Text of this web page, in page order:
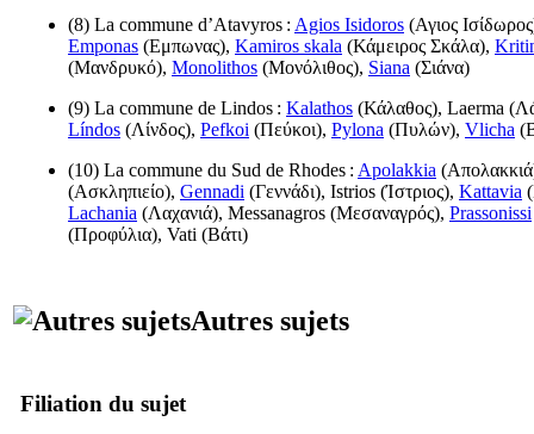
(8) La commune d’Atavyros : Agios Isidoros (Αγιος Ισίδωρος
Emponas (Εμπωνας), Kamiros skala (Κάμειρος Σκάλα),
(Μανδρυκό), Monolithos (Μονόλιθος), Siana (Σιάνα)
(9) La commune de Lindos : Kalathos (Κάλαθος), Laerma (
Líndos (Λίνδος), Pefkoi (Πεύκοι), Pylona (Πυλών), Vlicha (
(10) La commune du Sud de Rhodes : Apolakkia (Απολακκιά
(Ασκληπιείο), Gennadi (Γεννάδι), Istrios (Ίστριος), Kattavia (
Lachania (Λαχανιά), Messanagros (Μεσαναγρός), Prassonissi
(Προφύλια), Vati (Βάτι)
Autres sujets
Filiation du sujet